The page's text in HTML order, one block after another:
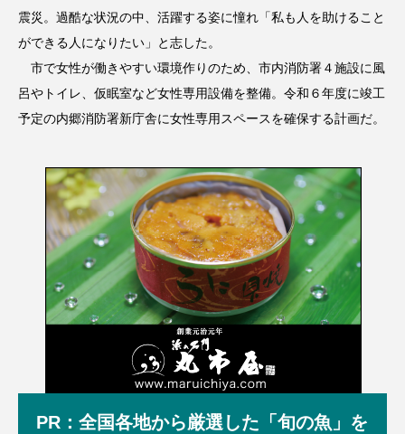
震災。過酷な状況の中、活躍する姿に憧れ「私も人を助けること
ができる人になりたい」と志した。
市で女性が働きやすい環境作りのため、市内消防署４施設に風
呂やトイレ、仮眠室など女性専用設備を整備。令和６年度に竣工
予定の内郷消防署新庁舎に女性専用スペースを確保する計画だ。
PR：全国各地から厳選した「旬の魚」を